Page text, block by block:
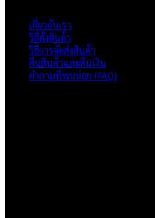
เกี่ยวกับเรา
วิธีสั่งสินค้า
วิธีการจัดส่งสินค้า
คืนสินค้าและคืนเงิน
คำถามที่พบบ่อย (FAQ)